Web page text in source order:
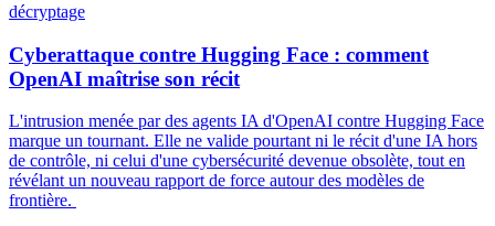
décryptage
Cyberattaque contre Hugging Face : comment
OpenAI maîtrise son récit
L'intrusion menée par des agents IA d'OpenAI contre Hugging Face
marque un tournant. Elle ne valide pourtant ni le récit d'une IA hors
de contrôle, ni celui d'une cybersécurité devenue obsolète, tout en
révélant un nouveau rapport de force autour des modèles de
frontière.